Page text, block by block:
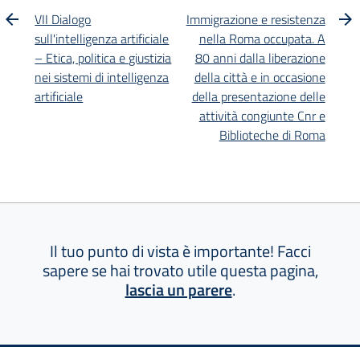
VII Dialogo
sull'intelligenza artificiale
– Etica, politica e giustizia
nei sistemi di intelligenza
artificiale
Immigrazione e resistenza
nella Roma occupata. A
80 anni dalla liberazione
della città e in occasione
della presentazione delle
attività congiunte Cnr e
Biblioteche di Roma
Il tuo punto di vista è importante! Facci
sapere se hai trovato utile questa pagina,
lascia un parere.